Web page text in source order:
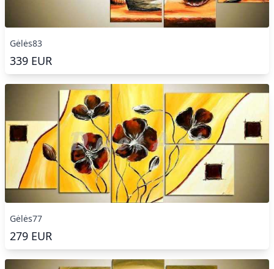
Gėlės83
339 EUR
Gėlės77
279 EUR